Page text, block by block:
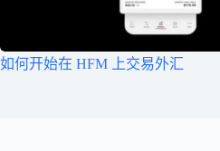
如何开始在 HFM 上交易外汇